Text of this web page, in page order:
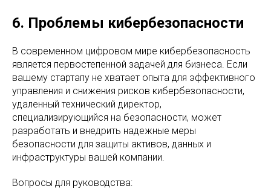
6. Проблемы кибербезопасности
В современном цифровом мире кибербезопасность
является первостепенной задачей для бизнеса. Если
вашему стартапу не хватает опыта для эффективного
управления и снижения рисков кибербезопасности,
удаленный технический директор,
специализирующийся на безопасности, может
разработать и внедрить надежные меры
безопасности для защиты активов, данных и
инфраструктуры вашей компании.
Вопросы для руководства: